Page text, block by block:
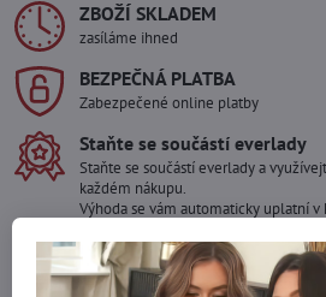
ZBOŽÍ SKLADEM
zasíláme ihned
BEZPEČNÁ PLATBA
Zabezpečené online platby
Staňte se součástí everlady
Staňte se součástí everlady a
každém nákupu.
Výhoda se vám automaticky uplatní v
Máte zájem o více